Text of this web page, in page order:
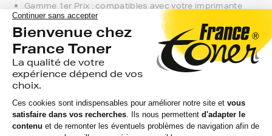
Gamme 1er Prix : compatibles avec votre imprimante
canon color-imageclass-mf, ces produits sans marque
sont ceux de notre gamme discount.
Marque constructeur : si vous avez l'habitude d'aller
chercher vos toners canon color-imageclass-mf en
magasin, gagnez du temps en vous faisant livrer
directement chez vous.
Si vous avez la moindre question sur la
compatibilité de votre produit avec votre